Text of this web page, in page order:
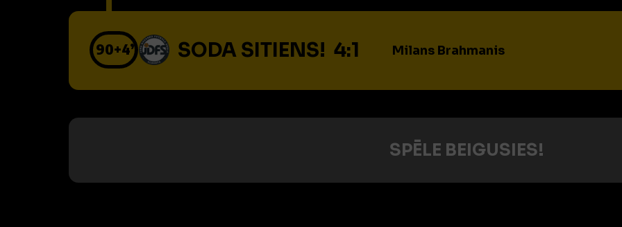
90+4’ SODA SITIENS! 4:1 Milans Brahmanis
SPĒLE BEIGUSIES!